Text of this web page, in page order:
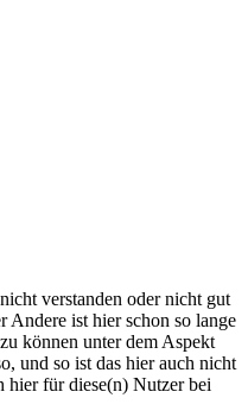
verstanden oder nicht gut
Andere ist hier schon so lange
können unter dem Aspekt
und so ist das hier auch nicht
hier für diese(n) Nutzer bei